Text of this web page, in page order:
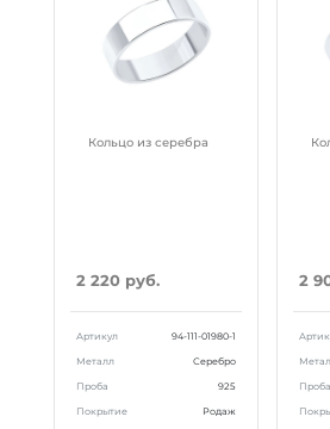
Кольцо из серебра
2 220 руб.
Артикул 94-111-01980-1
Металл Серебро
Проба 925
Покрытие Родаж
2
Проба